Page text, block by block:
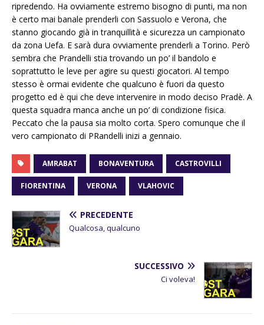
ripredendo. Ha ovviamente estremo bisogno di punti, ma non
è certo mai banale prenderli con Sassuolo e Verona, che
stanno giocando già in tranquillità e sicurezza un campionato
da zona Uefa. E sarà dura ovviamente prenderli a Torino. Però
sembra che Prandelli stia trovando un po’ il bandolo e
soprattutto le leve per agire su questi giocatori. Al tempo
stesso è ormai evidente che qualcuno è fuori da questo
progetto ed è qui che deve intervenire in modo deciso Pradè. A
questa squadra manca anche un po’ di condizione fisica.
Peccato che la pausa sia molto corta. Spero comunque che il
vero campionato di PRandelli inizi a gennaio.
AMRABAT BONAVENTURA CASTROVILLI
FIORENTINA VERONA VLAHOVIC
PRECEDENTE
Qualcosa, qualcuno
SUCCESSIVO
Ci voleva!